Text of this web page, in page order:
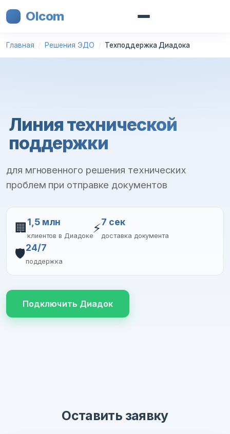
Olcom
Главная Решения ЭДО Техподдержка Диадока
Линия технической
поддержки
для мгновенного решения технических
проблем при отправке документов
🏢 1,5 млн
клиентов в Диадоке
⚡7 сек
доставка документа
🛡️24/7
поддержка
Подключить Диадок
Оставить заявку